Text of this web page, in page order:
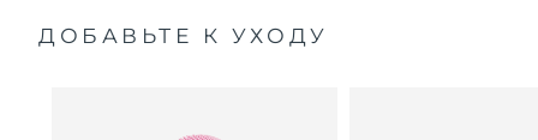
ДОБАВЬТЕ К УХОДУ